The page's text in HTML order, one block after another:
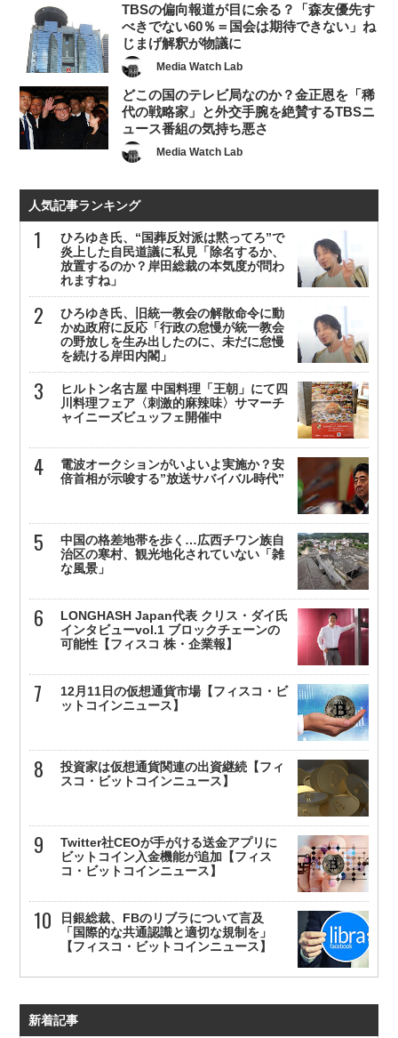
TBSの偏向報道が目に余る？「森友優先す
べきでない60％＝国会は期待できない」ね
じまげ解釈が物議に
Media Watch Lab
どこの国のテレビ局なのか？金正恩を「稀
代の戦略家」と外交手腕を絶賛するTBSニ
ュース番組の気持ち悪さ
Media Watch Lab
人気記事ランキング
ひろゆき氏、“国葬反対派は黙ってろ”で
炎上した自民道議に私見「除名するか、
放置するのか？岸田総裁の本気度が問わ
れますね」
ひろゆき氏、旧統一教会の解散命令に動
かぬ政府に反応「行政の怠慢が統一教会
の野放しを生み出したのに、未だに怠慢
を続ける岸田内閣」
ヒルトン名古屋 中国料理「王朝」にて四
川料理フェア〈刺激的麻辣味〉サマーチ
ャイニーズビュッフェ開催中
電波オークションがいよいよ実施か？安
倍首相が示唆する”放送サバイバル時代”
中国の格差地帯を歩く…広西チワン族自
治区の寒村、観光地化されていない「雑
な風景」
LONGHASH Japan代表 クリス・ダイ氏
インタビューvol.1 ブロックチェーンの
可能性【フィスコ 株・企業報】
12月11日の仮想通貨市場【フィスコ・ビ
ットコインニュース】
投資家は仮想通貨関連の出資継続【フィ
スコ・ビットコインニュース】
Twitter社CEOが手がける送金アプリに
ビットコイン入金機能が追加【フィス
コ・ビットコインニュース】
日銀総裁、FBのリブラについて言及
「国際的な共通認識と適切な規制を」
【フィスコ・ビットコインニュース】
新着記事